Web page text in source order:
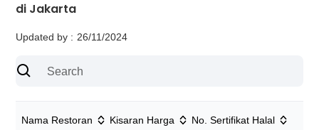
di Jakarta
Updated by : 26/11/2024
Nama Restoran Kisaran Harga No. Sertifikat Halal